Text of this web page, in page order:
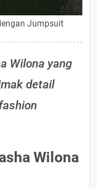
Jumpsuit
Wilona yang
detail
Wilona